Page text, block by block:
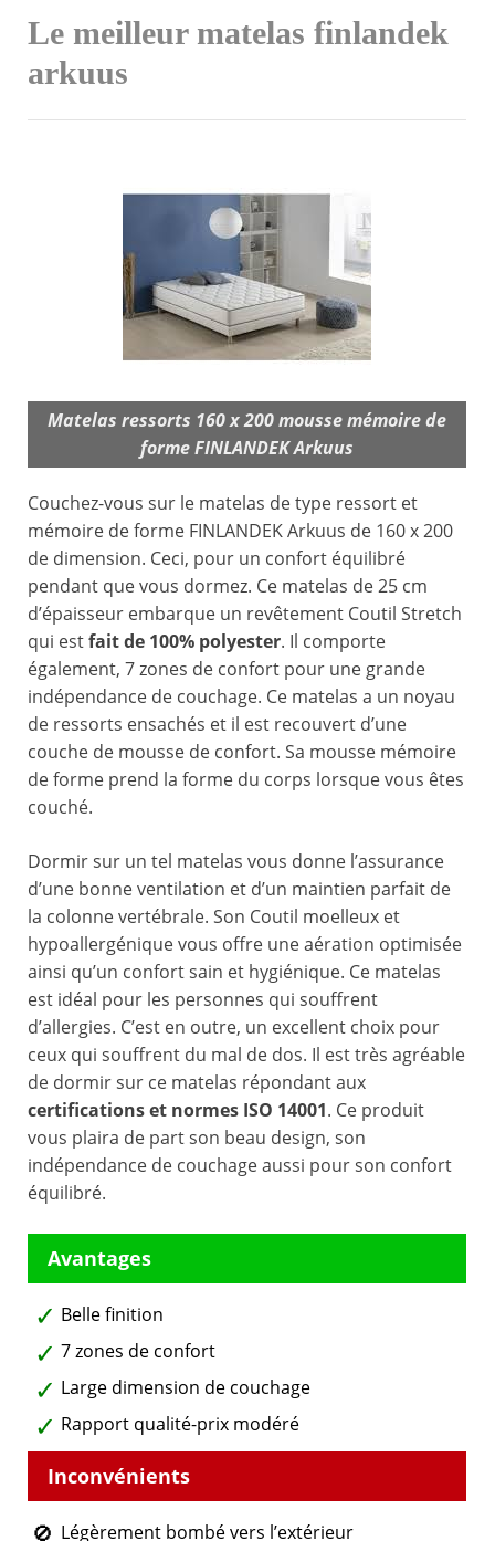
Le meilleur matelas finlandek
arkuus
Matelas ressorts 160 x 200 mousse mémoire de
forme FINLANDEK Arkuus
Couchez-vous sur le matelas de type ressort et
mémoire de forme FINLANDEK Arkuus de 160 x 200
de dimension. Ceci, pour un confort équilibré
pendant que vous dormez. Ce matelas de 25 cm
d’épaisseur embarque un revêtement Coutil Stretch
qui estfait de 100% polyester. Il comporte
également, 7 zones de confort pour une grande
indépendance de couchage. Ce matelas a un noyau
de ressorts ensachés et il est recouvert d’une
couche de mousse de confort. Sa mousse mémoire
de forme prend la forme du corps lorsque vous êtes
couché.
Dormir sur un tel matelas vous donne l’assurance
d’une bonne ventilation et d’un maintien parfait de
la colonne vertébrale. Son Coutil moelleux et
hypoallergénique vous offre une aération optimisée
ainsi qu’un confort sain et hygiénique. Ce matelas
est idéal pour les personnes qui souffrent
d’allergies. C’est en outre, un excellent choix pour
ceux qui souffrent du mal de dos. Il est très agréable
de dormir sur ce matelas répondant aux
certifications et normes ISO 14001. Ce produit
vous plaira de part son beau design, son
indépendance de couchage aussi pour son confort
équilibré.
Belle finition
7 zones de confort
Large dimension de couchage
Rapport qualité-prix modéré
Légèrement bombé vers l’extérieur